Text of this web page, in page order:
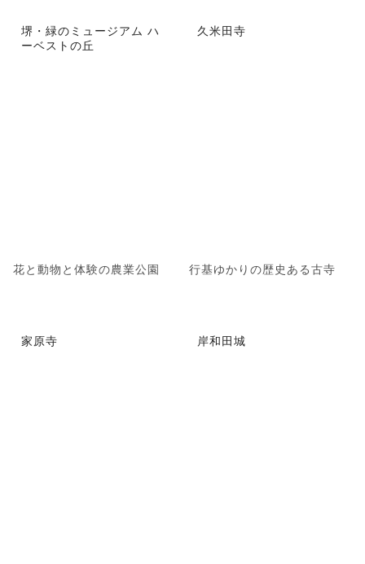
堺・緑のミュージアム ハ
ーベストの丘
花と動物と体験の農業公園
久米田寺
行基ゆかりの歴史ある古寺
家原寺 岸和田城